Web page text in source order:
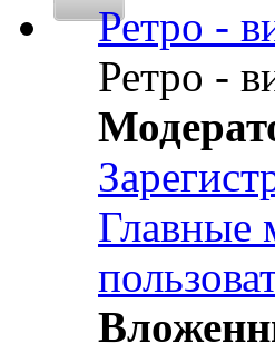
Ретро -
Ретро -
Главные